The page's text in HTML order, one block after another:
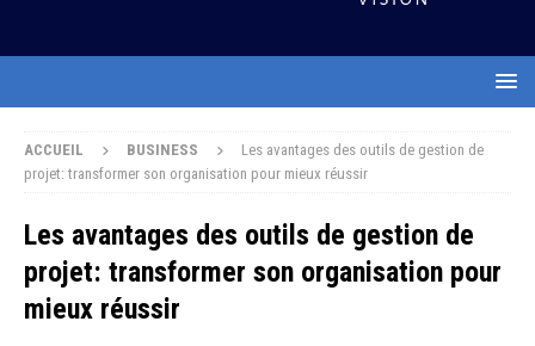
ACCUEIL BUSINESS
Les avantages des outils de gestion de
projet: transformer son organisation pour mieux réussir
Les avantages des outils de gestion de
projet: transformer son organisation pour
mieux réussir